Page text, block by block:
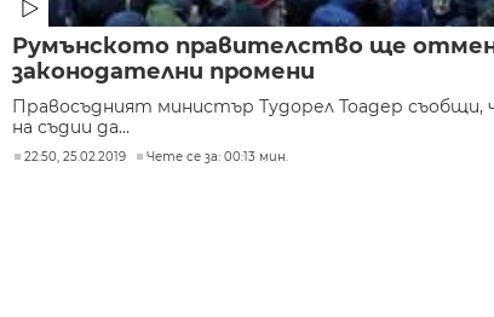
Румънското правителство ще
законодателни промени
Правосъдният министър Тудорел Тоадер съобщи,
на съдии да...
22:50, 25.02.2019 Чете се за: 00:13 мин.